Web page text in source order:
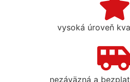
vysoká úroveň
nezáväzná a